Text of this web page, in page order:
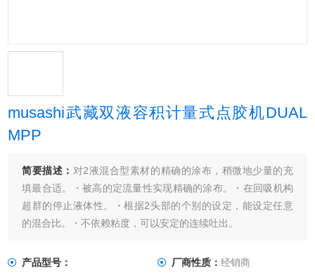
musashi武藏双液容积计量式点胶机DUAL
MPP
简要描述： 对2液混合型素材的精确的涂布，稍微地少量的充
填最合适。・被高的定流量性实现精确的涂布。・在回吸机构
超群的停止液体性。・根据2头部的个别的设定，能设定任意
的混合比。・不依赖粘度，可以安定的连续吐出。
产品型号： 厂商性质： 经销商